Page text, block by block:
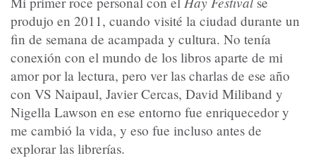
produjo en 2011, cuando visité la ciudad durante un
fin de semana de acampada y cultura. No tenía
conexión con el mundo de los libros aparte de mi
amor por la lectura, pero ver las charlas de ese año
con VS Naipaul, Javier Cercas, David Miliband y
Nigella Lawson en ese entorno fue enriquecedor y
me cambió la vida, y eso fue incluso antes de
explorar las librerías.